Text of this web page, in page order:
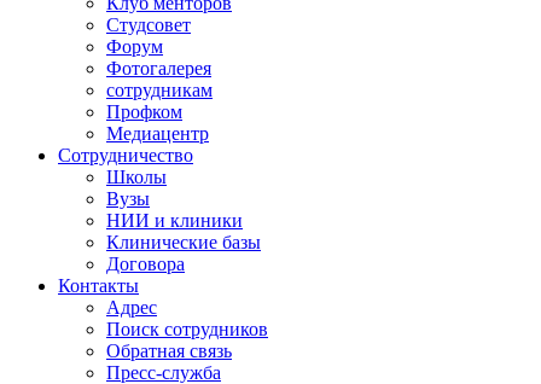
Студсовет
Форум
Фотогалерея
сотрудникам
Профком
Медиацентр
Сотрудничество
Школы
Вузы
НИИ и клиники
Клинические базы
Договора
Контакты
Адрес
Поиск сотрудников
Обратная связь
Пресс-служба